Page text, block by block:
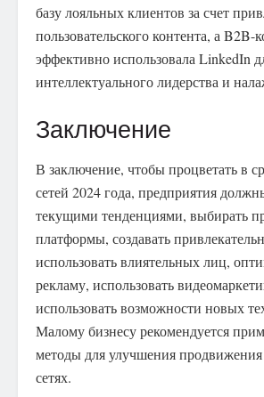
базу лояльных клиентов за счет
пользовательского контента, а B2B-
эффективно использовала LinkedIn
интеллектуального лидерства и
Заключение
В заключение, чтобы процветать в
сетей 2024 года, предприятия
текущими тенденциями, выбирать
платформы, создавать
использовать влиятельных лиц,
рекламу, использовать
использовать возможности новых
Малому бизнесу рекомендуется
методы для улучшения
сетях.